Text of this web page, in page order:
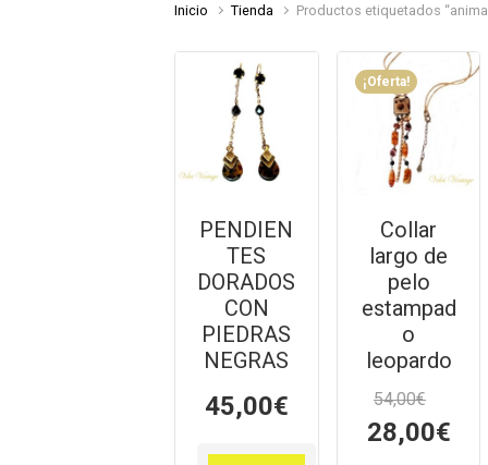
Inicio Tienda Productos etiquetados
PENDIEN
TES
DORADOS
CON
PIEDRAS
NEGRAS
45,00€
¡Oferta!
Collar
largo de
pelo
estampad
o
leopardo
54,00€
El
precio
28,00€El